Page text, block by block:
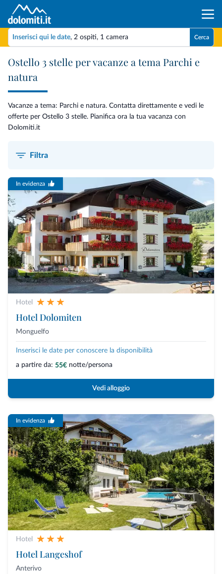
Inserisci qui le date, 2 ospiti, 1 camera Cerca
Ostello 3 stelle per vacanze a tema Parchi e
natura
Vacanze a tema: Parchi e natura. Contatta direttamente e vedi le
offerte per Ostello 3 stelle. Pianifica ora la tua vacanza con
Dolomiti.it
Filtra
In evidenza
Hotel
Hotel Dolomiten
Monguelfo
Inserisci le date per conoscere la disponibilità
a partire da: 55€ notte/persona
Vedi alloggio
In evidenza
Hotel
Hotel Langeshof
Anterivo